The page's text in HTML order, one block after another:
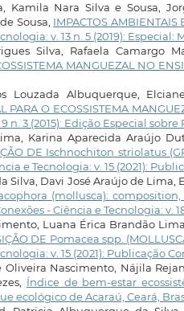
Kamila Nara Silva e Sousa,
Sousa, IMPACTOS AMBIENTAIS
v. 13 n. 5 (2019): Especial:
Silva, Rafaela Camargo
MANGUEZAL NO
Louzada Albuquerque,
PARA O ECOSSISTEMA
n. 3 (2015): Edição Especial
Karina Aparecida Araújo
DE Ischnochiton striolatus
e Tecnologia: v. 15 (2021):
Silva, Davi José Araújo de Lima,
(mollusca):
- Ciência e Tecnologia: v.
Luana Érica Brandão
DE Pomacea spp.
v. 15 (2021): Publicação
Nascimento, Nájila
Índice de bem-estar
ecológico de Acaraú, Ceará,